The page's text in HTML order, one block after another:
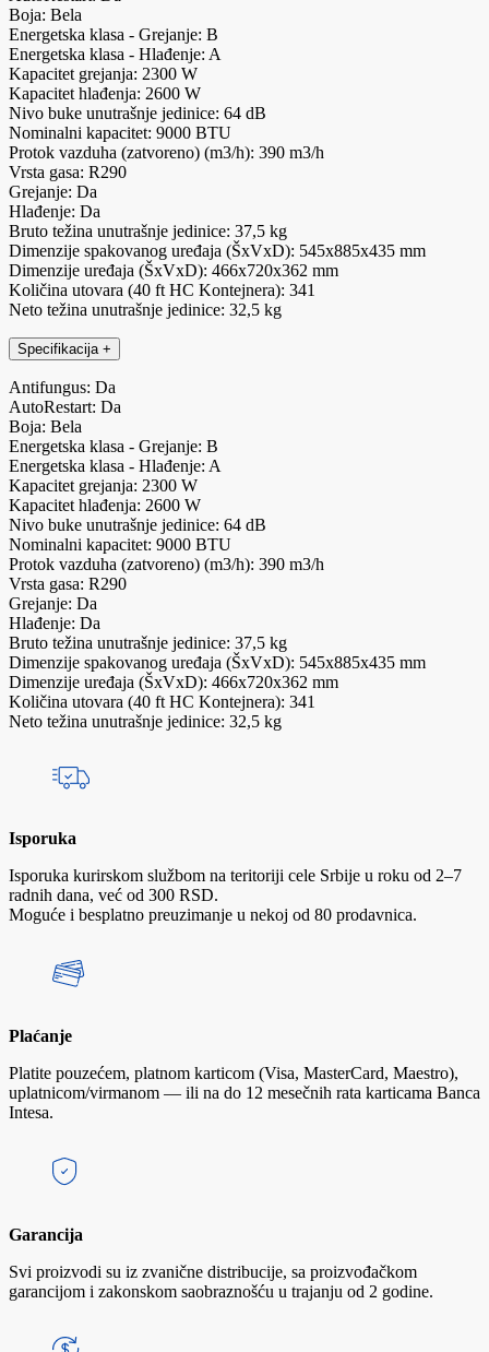
Boja: Bela
Energetska klasa - Grejanje: B
Energetska klasa - Hlađenje: A
Kapacitet grejanja: 2300 W
Kapacitet hlađenja: 2600 W
Nivo buke unutrašnje jedinice: 64 dB
Nominalni kapacitet: 9000 BTU
Protok vazduha (zatvoreno) (m3/h): 390 m3/h
Vrsta gasa: R290
Grejanje: Da
Hlađenje: Da
Bruto težina unutrašnje jedinice: 37,5 kg
Dimenzije spakovanog uređaja (ŠxVxD): 545x885x435 mm
Dimenzije uređaja (ŠxVxD): 466x720x362 mm
Količina utovara (40 ft HC Kontejnera): 341
Neto težina unutrašnje jedinice: 32,5 kg
Specifikacija +
Antifungus: Da
AutoRestart: Da
Boja: Bela
Energetska klasa - Grejanje: B
Energetska klasa - Hlađenje: A
Kapacitet grejanja: 2300 W
Kapacitet hlađenja: 2600 W
Nivo buke unutrašnje jedinice: 64 dB
Nominalni kapacitet: 9000 BTU
Protok vazduha (zatvoreno) (m3/h): 390 m3/h
Vrsta gasa: R290
Grejanje: Da
Hlađenje: Da
Bruto težina unutrašnje jedinice: 37,5 kg
Dimenzije spakovanog uređaja (ŠxVxD): 545x885x435 mm
Dimenzije uređaja (ŠxVxD): 466x720x362 mm
Količina utovara (40 ft HC Kontejnera): 341
Neto težina unutrašnje jedinice: 32,5 kg
Isporuka
Isporuka kurirskom službom na teritoriji cele Srbije u roku od 2–7
radnih dana, već od 300 RSD.
Moguće i besplatno preuzimanje u nekoj od 80 prodavnica.
Plaćanje
Platite pouzećem, platnom karticom (Visa, MasterCard, Maestro),
uplatnicom/virmanom — ili na do 12 mesečnih rata karticama Banca
Intesa.
Garancija
Svi proizvodi su iz zvanične distribucije, sa proizvođačkom
garancijom i zakonskom saobraznošću u trajanju od 2 godine.